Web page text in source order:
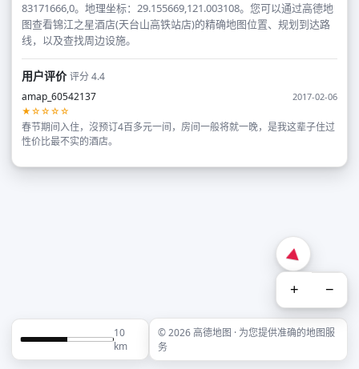
83171666,0。地理坐标：29.155669,121.003108。您可以通过高德地
图查看锦江之星酒店(天台山高铁站店)的精确地图位置、规划到达路
线，以及查找周边设施。
用户评价评分 4.4
amap_60542137
2017-02-06
★☆☆☆☆
春节期间入住，沒预订4百多元一间，房间一般将就一晚，是我这辈子住过
性价比最不实的酒店。
+ −
10
km
© 2026 高德地图 · 为您提供准确的地图服
务